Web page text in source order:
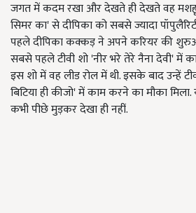
जगत में कदम रखा और देखते ही देखते वह
सिमर का' से दीपिका को सबसे ज्यादा
पहले दीपिका कक्कड़ ने अपने करियर की
सबसे पहले टीवी शो 'नीर भरे तेरे नैना देवी' में
इस शो में वह लीड रोल में थी. इसके बाद उन्हें
बिटिया ही कीजो' में काम करने का मौका
कभी पीछे मुड़कर देखा ही नहीं.